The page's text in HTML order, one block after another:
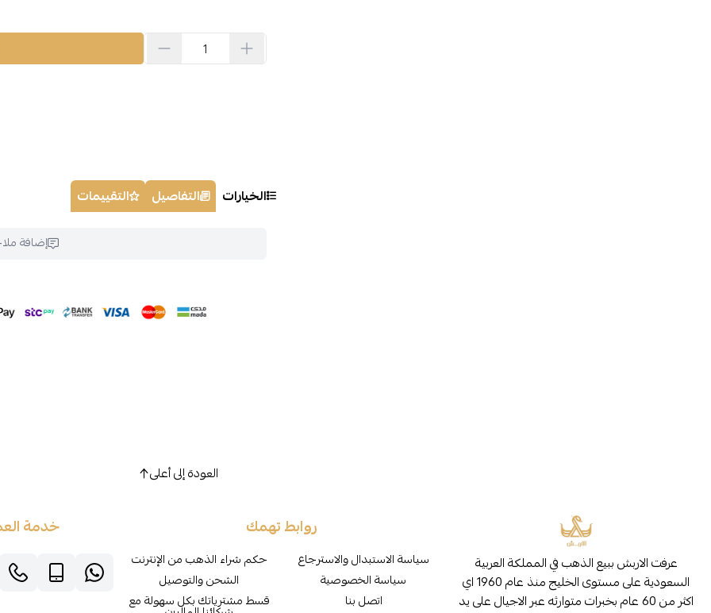
الخيارات التفاصيل التقييمات
إضافة
العودة إلى أعلى
عرفت الاربش ببيع الذهب في المملكة العربية
السعودية على مستوى الخليج منذ عام 1960 اي
اكثر من 60 عام بخبرات متوارثه عبر الاجيال على يد
روابط تهمك
سياسة الاستبدال والاسترجاع
سياسة الخصوصية
اتصل بنا
حكم شراء الذهب من الإنترنت
الشحن والتوصيل
قسط مشترياتك بكل سهولة مع
خدمة